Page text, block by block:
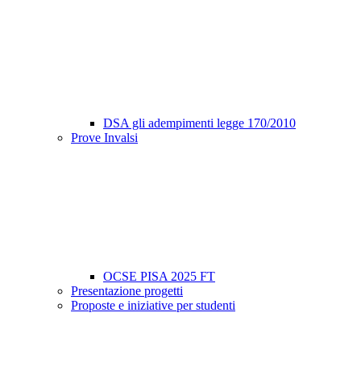
DSA gli adempimenti legge 170/2010
Prove Invalsi
OCSE PISA 2025 FT
Presentazione progetti
Proposte e iniziative per studenti